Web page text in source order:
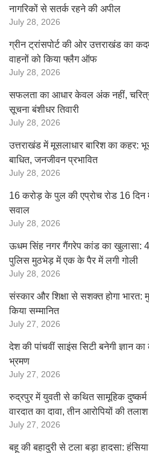
नागरिकों से सतर्क रहने की अपील
July 28, 2026
ग्रीन ट्रांसपोर्ट की ओर उत्तराखंड का
वाहनों को किया फ्लैग ऑफ
July 28, 2026
सफलता का आधार केवल अंक नहीं,
सूचना बंशीधर तिवारी
July 28, 2026
उत्तराखंड में मूसलाधार बारिश का
बाधित, जनजीवन प्रभावित
July 28, 2026
16 करोड़ के पुल की एप्रोच रोड 16 दिन
सवाल
July 28, 2026
ऊधम सिंह नगर गैंगरेप कांड का खुलासा:
पुलिस मुठभेड़ में एक के पैर में लगी गोली
July 28, 2026
संस्कार और शिक्षा से सशक्त होगा भारत:
किया सम्मानित
July 27, 2026
देश की पांचवीं साइंस सिटी बनेगी ज्ञान
भ्रमण
July 27, 2026
रुद्रपुर में युवती से कथित सामूहिक
वारदात का दावा, तीन आरोपियों की
July 27, 2026
बहू की बहादुरी से टला बड़ा हादसा: